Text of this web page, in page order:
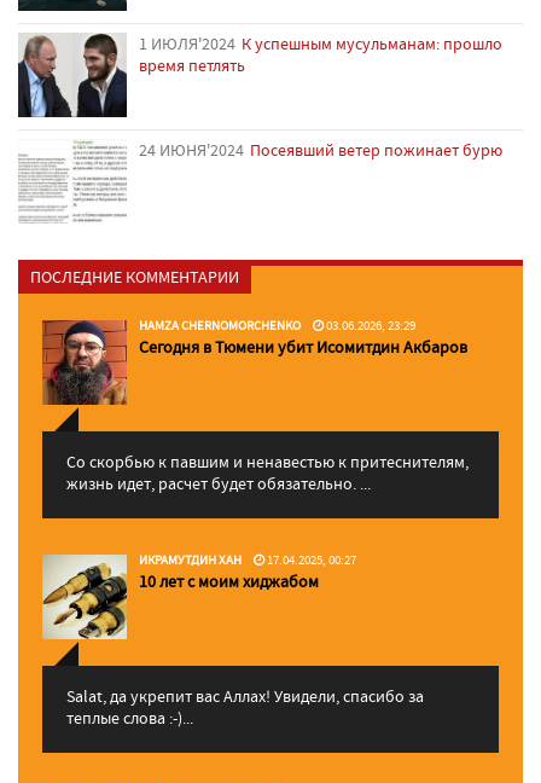
1 ИЮЛЯ'2024 К успешным мусульманам: прошло
время петлять
24 ИЮНЯ'2024 Посеявший ветер пожинает бурю
ПОСЛЕДНИЕ КОММЕНТАРИИ
HAMZA CHERNOMORCHENKO 03.06.2026, 23:29
Сегодня в Тюмени убит Исомитдин Акбаров
Со скорбью к павшим и ненавестью к притеснителям,
жизнь идет, расчет будет обязательно. ...
ИКРАМУТДИН ХАН 17.04.2025, 00:27
10 лет с моим хиджабом
Salat, да укрепит вас Аллаx! Увидели, спасибо за
теплые слова :-)...